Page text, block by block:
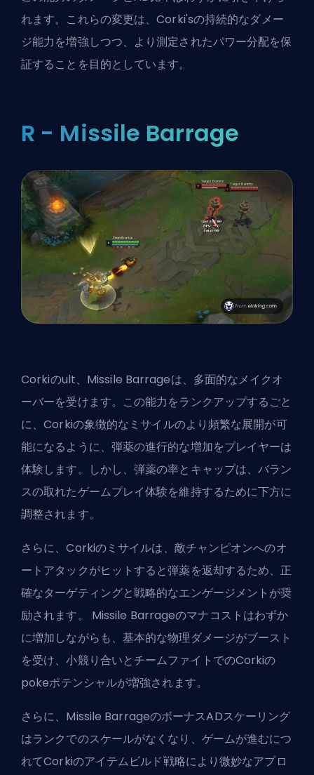
れます。これらの変更は、Corki'sの持続的なダメー
ジ能力を増強しつつ、より測定されたパワー分配を保
証することを目的としています。
R - Missile Barrage
Corkiのult、Missile Barrageは、多面的なメイクオ
ーバーを受けます。この能力をランクアップするごと
に、Corkiの象徴的なミサイルのより頻繁な展開が可
能になるように、弾薬の進行的な増加をプレイヤーは
体験します。しかし、弾薬の率とキャップは、バラン
スの取れたゲームプレイ体験を維持するために下方に
調整されます。
さらに、Corkiのミサイルは、敵チャンピオンへのオ
ートアタックがヒットすると弾薬を返却するため、正
確なターゲティングと戦略的なエンゲージメントが奨
励されます。 Missile Barrageのマナコストはわずか
に増加しながらも、基本的な物理ダメージがブースト
を受け、小競り合いとチームファイトでのCorkiの
pokeポテンシャルが増強されます。
さらに、Missile BarrageのボーナスADスケーリング
はランクでのスケールがなくなり、ゲームが進むにつ
れてCorkiのアイテムビルド戦略により微妙なアプロ